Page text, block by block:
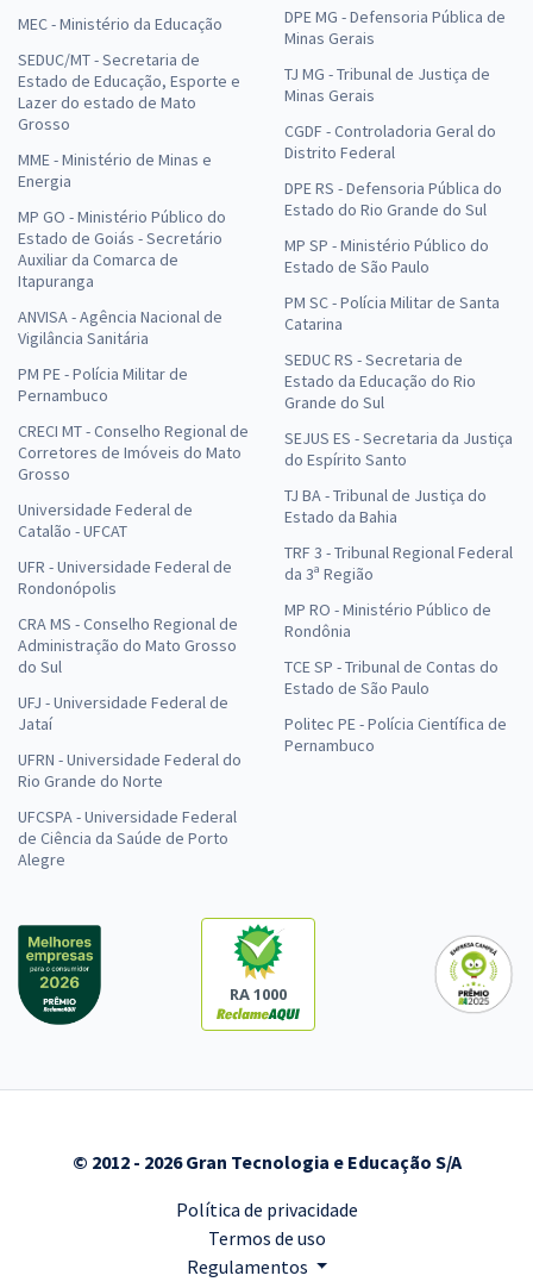
MEC - Ministério da Educação
SEDUC/MT - Secretaria de
Estado de Educação, Esporte e
Lazer do estado de Mato
Grosso
MME - Ministério de Minas e
Energia
MP GO - Ministério Público do
Estado de Goiás - Secretário
Auxiliar da Comarca de
Itapuranga
ANVISA - Agência Nacional de
Vigilância Sanitária
PM PE - Polícia Militar de
Pernambuco
CRECI MT - Conselho Regional de
Corretores de Imóveis do Mato
Grosso
Universidade Federal de
Catalão - UFCAT
UFR - Universidade Federal de
Rondonópolis
CRA MS - Conselho Regional de
Administração do Mato Grosso
do Sul
UFJ - Universidade Federal de
Jataí
UFRN - Universidade Federal do
Rio Grande do Norte
UFCSPA - Universidade Federal
de Ciência da Saúde de Porto
Alegre
DPE MG - Defensoria Pública de
Minas Gerais
TJ MG - Tribunal de Justiça de
Minas Gerais
CGDF - Controladoria Geral do
Distrito Federal
DPE RS - Defensoria Pública do
Estado do Rio Grande do Sul
MP SP - Ministério Público do
Estado de São Paulo
PM SC - Polícia Militar de Santa
Catarina
SEDUC RS - Secretaria de
Estado da Educação do Rio
Grande do Sul
SEJUS ES - Secretaria da Justiça
do Espírito Santo
TJ BA - Tribunal de Justiça do
Estado da Bahia
TRF 3 - Tribunal Regional Federal
da 3ª Região
MP RO - Ministério Público de
Rondônia
TCE SP - Tribunal de Contas do
Estado de São Paulo
Politec PE - Polícia Científica de
Pernambuco
RA 1000
© 2012 - 2026 Gran Tecnologia e Educação S/A
Política de privacidade
Termos de uso
Regulamentos